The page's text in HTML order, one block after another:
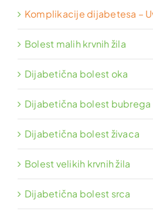
Komplikacije dijabetesa –
Bolest malih krvnih žila
Dijabetična bolest oka
Dijabetična bolest bubrega
Dijabetična bolest živaca
Bolest velikih krvnih žila
Dijabetična bolest srca